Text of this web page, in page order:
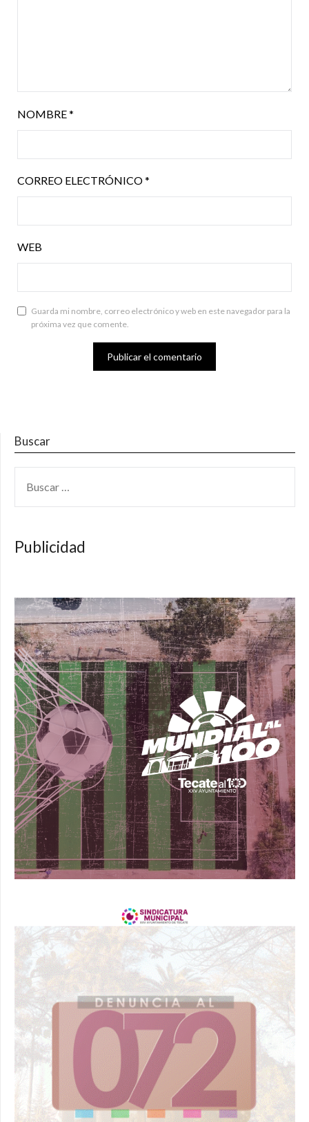
NOMBRE*
CORREO ELECTRÓNICO*
WEB
Guarda mi nombre, correo electrónico y web en este navegador para la
próxima vez que comente.
Buscar
Publicidad